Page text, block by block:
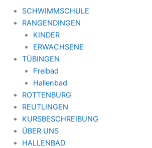
SCHWIMMSCHULE
RANGENDINGEN
KINDER
ERWACHSENE
TÜBINGEN
Freibad
Hallenbad
ROTTENBURG
REUTLINGEN
KURSBESCHREIBUNG
ÜBER UNS
HALLENBAD